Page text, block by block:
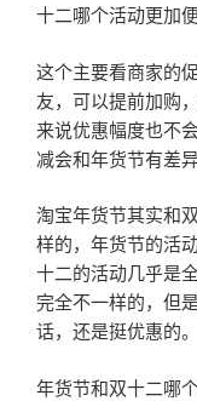
十二哪个活动更加
这个主要看商家的
友，可以提前加购
来说优惠幅度也不
减会和年货节有差异
淘宝年货节其实和
样的，年货节的活
十二的活动几乎是
完全不一样的，但
话，还是挺优惠的。
年货节和双十二哪